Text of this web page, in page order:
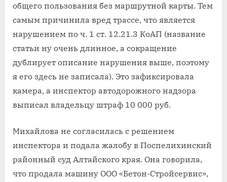
общего пользования без маршрутной карты. Тем
самым причинила вред трассе, что является
нарушением по ч. 1 ст. 12.21.3 КоАП (название
статьи ну очень длинное, а сокращение
дублирует описание нарушения выше, поэтому
я его здесь не записала). Это зафиксировала
камера, а инспектор автодорожного надзора
выписал владельцу штраф 10 000 руб.
Михайлова не согласилась с решением
инспектора и подала жалобу в Поспелихинский
районный суд Алтайского края. Она говорила,
что продала машину ООО «Бетон-Стройсервис»,